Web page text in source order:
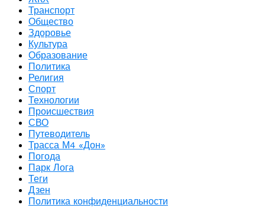
Транспорт
Общество
Здоровье
Культура
Образование
Политика
Религия
Спорт
Технологии
Происшествия
СВО
Путеводитель
Трасса М4 «Дон»
Погода
Парк Лога
Теги
Дзен
Политика конфиденциальности